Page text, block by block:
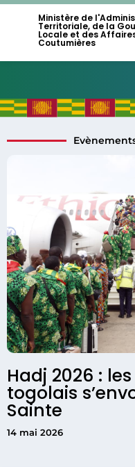
Ministère de
Territoriale, de la
Locale et des
Coutumières
Hadj 2026 :
togolais
Sainte
14 mai 2026